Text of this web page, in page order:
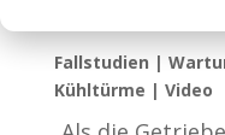
Fallstudien |
Kühltürme | Video